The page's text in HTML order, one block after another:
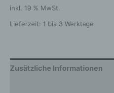
inkl. 19 % MwSt.
Lieferzeit: 1 bis 3 Werktage
Zusätzliche Informationen